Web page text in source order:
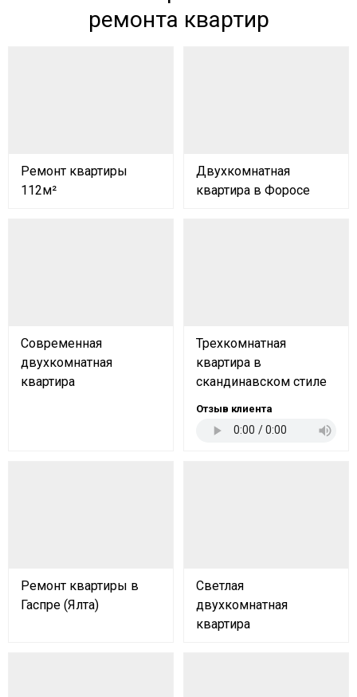
ремонта квартир
Ремонт квартиры
112м²
Двухкомнатная
квартира в Форосе
Современная
двухкомнатная
квартира
Трехкомнатная
квартира в
скандинавском стиле
Отзыв клиента
Ремонт квартиры в
Гаспре (Ялта)
Светлая
двухкомнатная
квартира